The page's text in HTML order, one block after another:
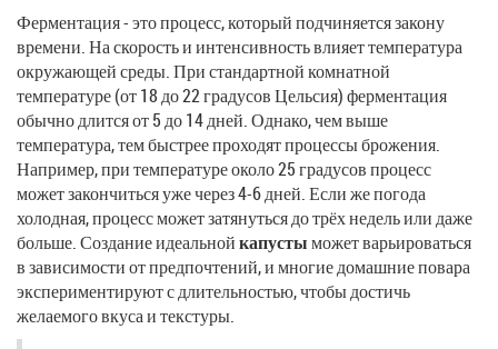
Ферментация - это процесс, который подчиняется закону
времени. На скорость и интенсивность влияет температура
окружающей среды. При стандартной комнатной
температуре (от 18 до 22 градусов Цельсия) ферментация
обычно длится от 5 до 14 дней. Однако, чем выше
температура, тем быстрее проходят процессы брожения.
Например, при температуре около 25 градусов процесс
может закончиться уже через 4-6 дней. Если же погода
холодная, процесс может затянуться до трёх недель или даже
больше. Создание идеальнойкапустыможет варьироваться
в зависимости от предпочтений, и многие домашние повара
экспериментируют с длительностью, чтобы достичь
желаемого вкуса и текстуры.